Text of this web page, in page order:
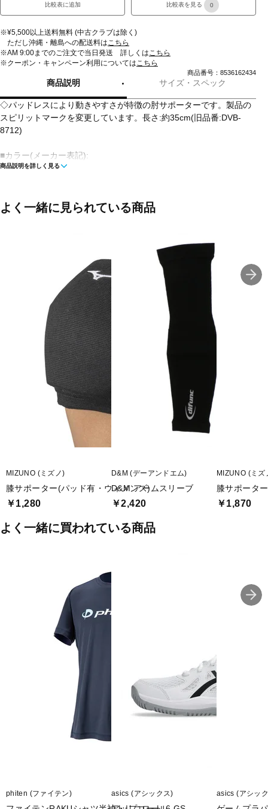
比較表に追加 比較表を見る 0
※¥5,500以上送料無料 (中古クラブは除く)
ただし沖縄・離島への配送料はこちら
※AM 9:00までのご注文で当日発送 詳しくはこちら
※クーポン・キャンペーン利用についてはこちら
商品番号：8536162434
商品説明 サイズ・スペック
◇パッドレスにより動きやすさが特徴の肘サポーターです。製品の
スピリットマークを変更しています。長さ:約35cm(旧品番:DVB-
8712)
■カラー(メーカー表記):
ブラック×マゼンダ(BMZ:ブラック×マゼンタ)
■生産国:日本
商品説明を詳しく見る
よく一緒に見られている商品
MIZUNO (ミズノ)
膝サポーター(パッド有・ウィメンズ)
￥1,280
D&M (デーアンドエム)
D&M アームスリーブ
￥2,420
MIZUNO (ミズ
膝サポータ
￥1,870
よく一緒に買われている商品
phiten (ファイテン) asics (アシックス) asics (アシッ